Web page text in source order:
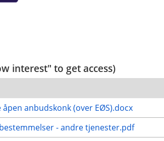
interest" to get access)
åpen anbudskonk (over EØS).docx
- andre tjenester.pdf